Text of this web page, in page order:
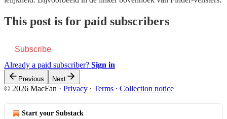
This post is for paid subscribers
Subscribe
Already a paid subscriber? Sign in
Previous Next
© 2026 MacFan · Privacy ∙ Terms ∙ Collection notice
Start your Substack